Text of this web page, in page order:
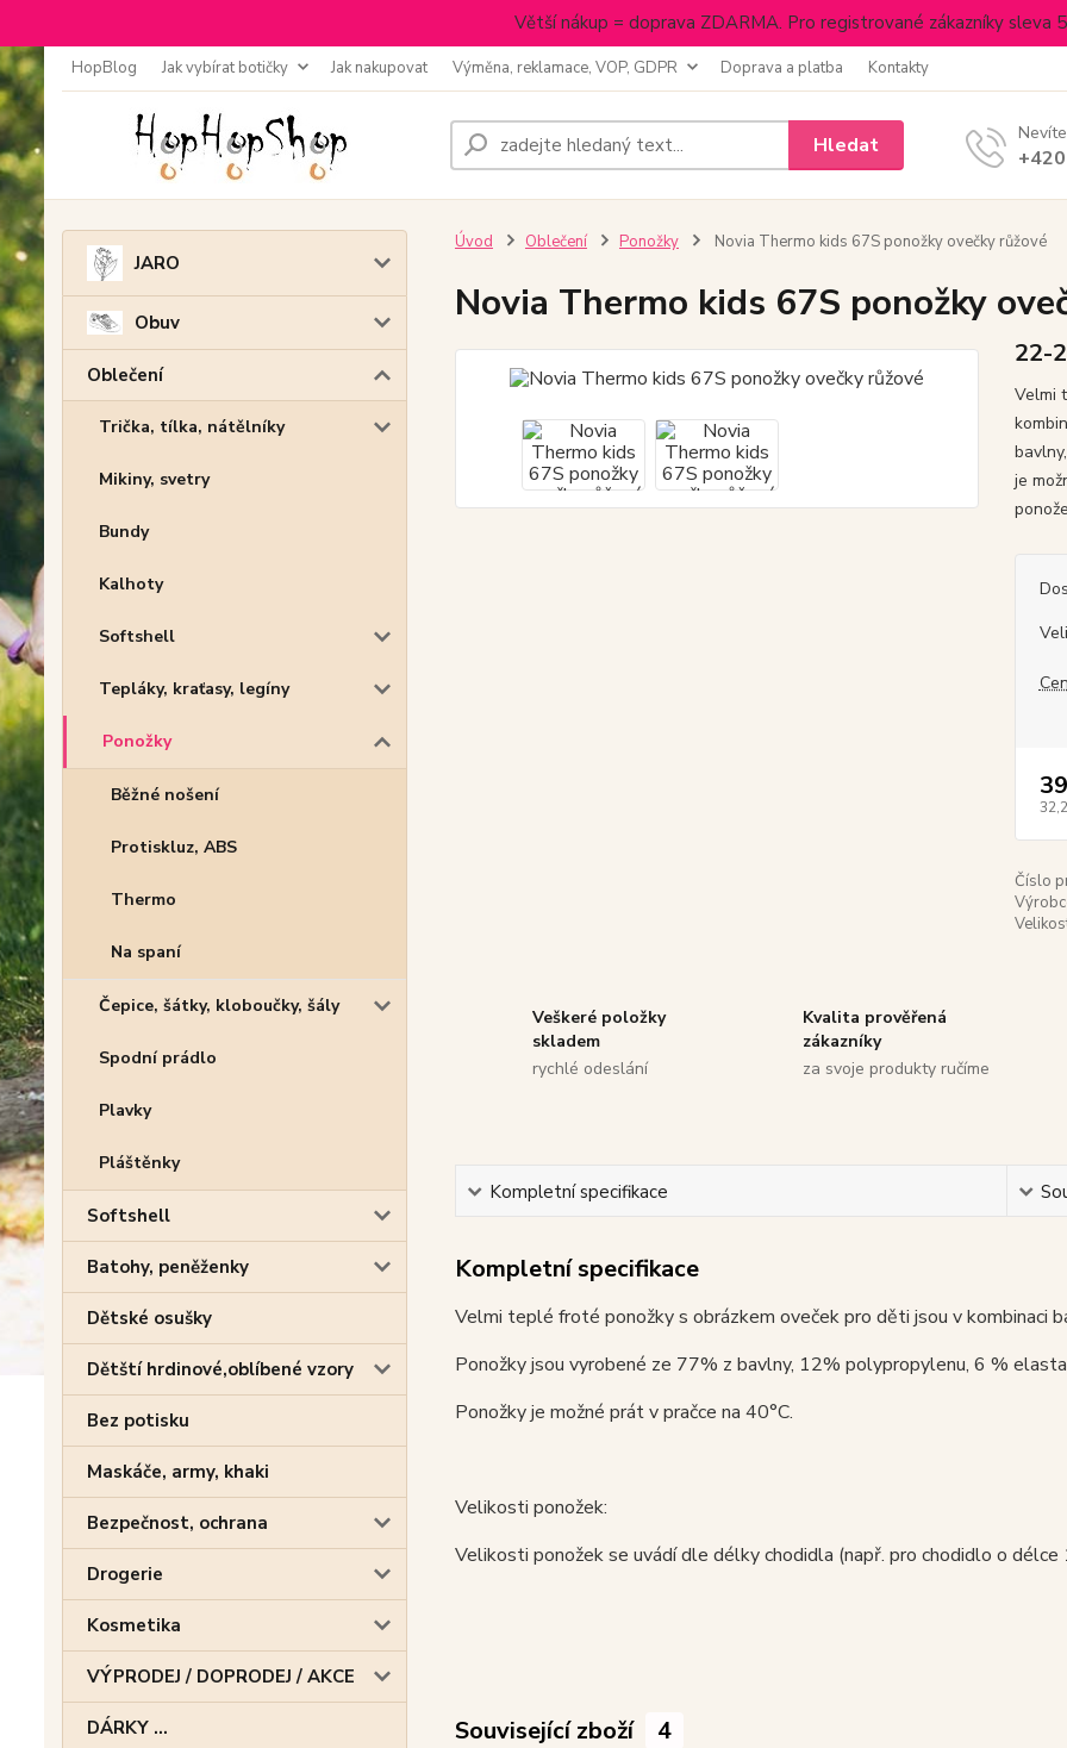
Větší nákup = doprava ZDARMA. Pro registrované zákazníky sleva
HopBlog Jak vybírat botičky Jak nakupovat Výměna, reklamace, VOP, GDPR Doprava a platba Kontakty
Hledat
JARO
Obuv
Oblečení
Trička, tílka, nátělníky
Mikiny, svetry
Bundy
Kalhoty
Softshell
Tepláky, kraťasy, legíny
Ponožky
Běžné nošení
Protiskluz, ABS
Thermo
Na spaní
Čepice, šátky, kloboučky, šály
Spodní prádlo
Plavky
Pláštěnky
Softshell
Batohy, peněženky
Dětské osušky
Dětští hrdinové,oblíbené vzory
Bez potisku
Maskáče, army, khaki
Bezpečnost, ochrana
Drogerie
Kosmetika
VÝPRODEJ / DOPRODEJ / AKCE
DÁRKY ...
Úvod Oblečení Ponožky Novia Thermo kids 67S ponožky ovečky růžové
Novia Thermo kids 67S ponožky
22-
Velmi
je
Číslo
Veškeré položky
skladem
rychlé odeslání
Kvalita prověřená
zákazníky
za svoje produkty ručíme
Kompletní specifikace
Kompletní specifikace
Velmi teplé froté ponožky s obrázkem oveček pro děti jsou v kombinaci
Ponožky jsou vyrobené ze 77% z bavlny, 12% polypropylenu, 6 %
Ponožky je možné prát v pračce na 40°C.
Velikosti ponožek:
Velikosti ponožek se uvádí dle délky chodidla (např. pro chodidlo o
Související zboží 4